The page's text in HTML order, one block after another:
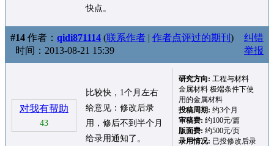
快点。
#14 作者： qidi871114 (联系作者 | 作者点评过的期刊 )
时间：2013-08-21 15:39
纠错
举报
对我有帮助
43
比较快，1个月左右
给意见：修改后录
用，修后不到半个月
给录用通知了。
研究方向: 工程与材料
金属材料 极端条件下使
用的金属材料
投稿周期: 约3个月
审稿费: 约100元/篇
版面费: 约500元/页
录用情况: 已投修改后录